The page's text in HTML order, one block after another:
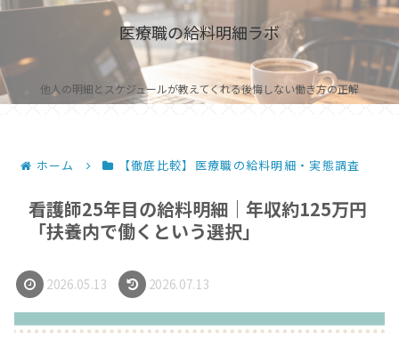
医療職の給料明細ラボ
他人の明細とスケジュールが教えてくれる後悔しない働き方の正解
ホーム 【徹底比較】医療職の給料明細・実態調査
看護師25年目の給料明細｜年収約125万円
「扶養内で働くという選択」
2026.05.13 2026.07.13